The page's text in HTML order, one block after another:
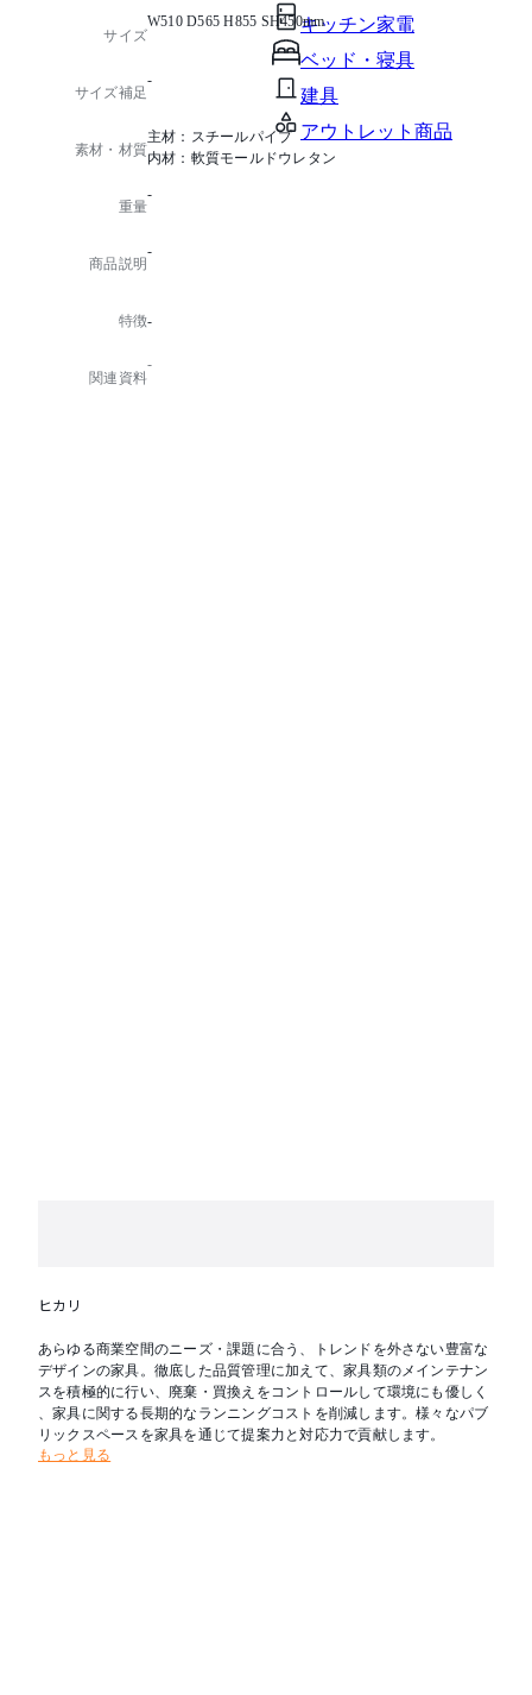
キッチン家電
ベッド・寝具
建具
アウトレット商品
サイズ
W510 D565 H855 SH450mm
サイズ補足
-
素材・材質
主材：スチールパイプ
内材：軟質モールドウレタン
重量
-
商品説明
-
特徴-
関連資料
-
ヒカリ
あらゆる商業空間のニーズ・課題に合う、トレンドを外さない豊富な
デザインの家具。徹底した品質管理に加えて、家具類のメインテナン
スを積極的に行い、廃棄・買換えをコントロールして環境にも優しく
、家具に関する長期的なランニングコストを削減します。様々なパブ
リックスペースを家具を通じて提案力と対応力で貢献します。
もっと見る